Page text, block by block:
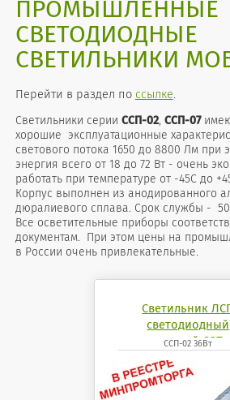
ПРОМЫШЛЕННЫЕ
СВЕТОДИОДНЫЕ
СВЕТИЛЬНИКИ
Перейти в раздел по ссылке.
Cветильники серии ССП-02, ССП-07
хорошие эксплуатационные
светового потока 1650 до 8800 Лм при
энергия всего от 18 до 72 Вт - очень
работать при температуре от -45С до
Корпус выполнен из анодированного
дюралиевого сплава. Срок службы -
Все осветительные приборы
документам. При этом цены на
в России очень привлекательные.
Светильник
светодиодный
промышленный ССП-
4200К 6500K
ССП-02 36Вт